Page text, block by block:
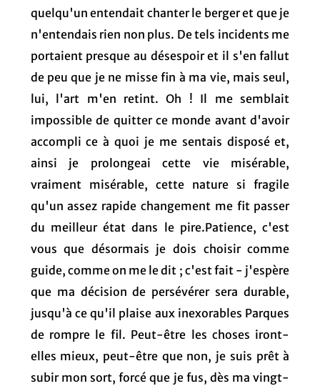
quelqu'un entendait chanter le berger et que je
n'entendais rien non plus. De tels incidents me
portaient presque au désespoir et il s'en fallut
de peu que je ne misse fin à ma vie, mais seul,
lui, l'art m'en retint. Oh ! Il me semblait
impossible de quitter ce monde avant d'avoir
accompli ce à quoi je me sentais disposé et,
ainsi je prolongeai cette vie misérable,
vraiment misérable, cette nature si fragile
qu'un assez rapide changement me fit passer
du meilleur état dans le pire.Patience, c'est
vous que désormais je dois choisir comme
guide, comme on me le dit ; c'est fait - j'espère
que ma décision de persévérer sera durable,
jusqu'à ce qu'il plaise aux inexorables Parques
de rompre le fil. Peut-être les choses iront-
elles mieux, peut-être que non, je suis prêt à
subir mon sort, forcé que je fus, dès ma vingt-